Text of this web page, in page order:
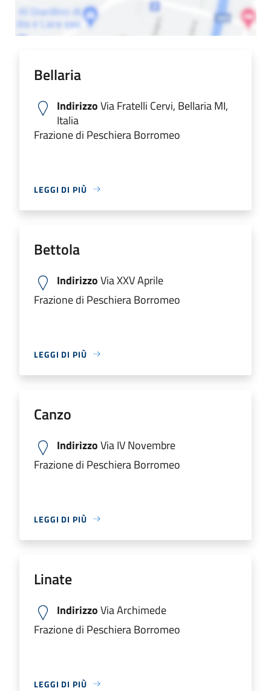
Bellaria
IndirizzoVia Fratelli Cervi, Bellaria MI,
Italia
Frazione di Peschiera Borromeo
LEGGI DI PIÙ
Bettola
IndirizzoVia XXV Aprile
Frazione di Peschiera Borromeo
LEGGI DI PIÙ
Canzo
IndirizzoVia IV Novembre
Frazione di Peschiera Borromeo
LEGGI DI PIÙ
Linate
IndirizzoVia Archimede
Frazione di Peschiera Borromeo
LEGGI DI PIÙ